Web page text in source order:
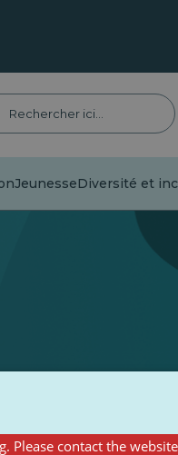
JeunesseDiversité et
Please contact the website